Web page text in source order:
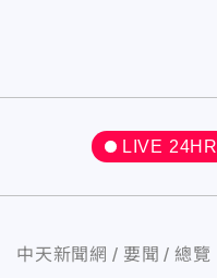
LIVE 24HR
中天新聞網 要聞 總覽